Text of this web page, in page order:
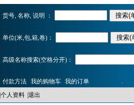
货号, 名称, 说明 ：
单位(米,包,箱,卷)：
高级名称搜索(空格分开)：
付款方法 我的购物车 我的订单
.
个人资料 退出